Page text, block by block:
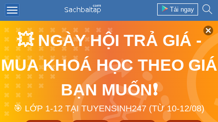
Tải ngay
💥 NGÀY HỘI TRẢ GIÁ -
MUA KHOÁ HỌC THEO GIÁ
BẠN MUỐN❗
🎯 LỚP 1-12 TẠI TUYENSINH247 (TỪ 10-12/08)